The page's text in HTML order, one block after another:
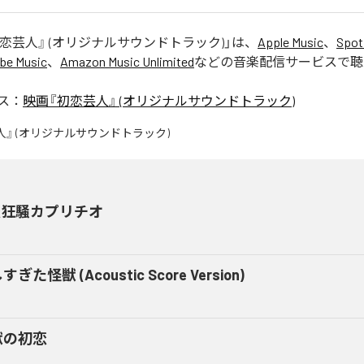
芸人』 (オリジナルサウンドトラック) 」は、 Apple Music、
Music、 Amazon Music Unlimitedなどの音楽配信サービスで
： 映画『初恋芸人』 (オリジナルサウンドトラック)
騒カプリチオ
すぎた怪獣 (Acoustic Score Version)
初恋